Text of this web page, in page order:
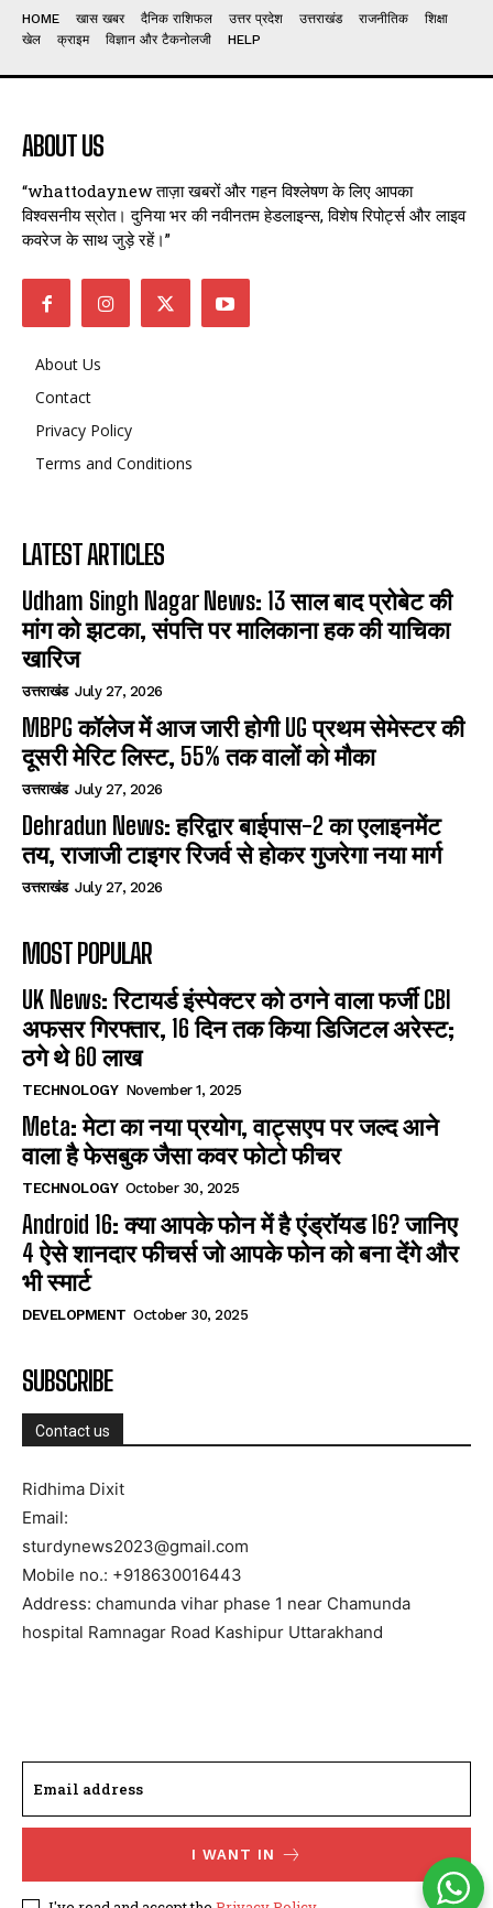
HOME खास खबर दैनिक राशिफल उत्तर प्रदेश उत्तराखंड राजनीतिक
शिक्षा
खेल
क्राइम विज्ञान और टैकनोलजी HELP
ABOUT US
“whattodaynew ताज़ा खबरों और गहन विश्लेषण के लिए आपका
विश्वसनीय स्रोत। दुनिया भर की नवीनतम हेडलाइन्स, विशेष रिपोर्ट्स और लाइव
कवरेज के साथ जुड़े रहें।”
About Us
Contact
Privacy Policy
Terms and Conditions
LATEST ARTICLES
Udham Singh Nagar News: 13 साल बाद प्रोबेट की
मांग को झटका, संपत्ति पर मालिकाना हक की याचिका
खारिज
उत्तराखंड July 27, 2026
MBPG कॉलेज में आज जारी होगी UG प्रथम सेमेस्टर की
दूसरी मेरिट लिस्ट, 55% तक वालों को मौका
उत्तराखंड July 27, 2026
Dehradun News: हरिद्वार बाईपास-2 का एलाइनमेंट
तय, राजाजी टाइगर रिजर्व से होकर गुजरेगा नया मार्ग
उत्तराखंड July 27, 2026
MOST POPULAR
UK News: रिटायर्ड इंस्पेक्टर को ठगने वाला फर्जी CBI
अफसर गिरफ्तार, 16 दिन तक किया डिजिटल अरेस्ट;
ठगे थे 60 लाख
TECHNOLOGY November 1, 2025
Meta: मेटा का नया प्रयोग, वाट्सएप पर जल्द आने
वाला है फेसबुक जैसा कवर फोटो फीचर
TECHNOLOGY October 30, 2025
Android 16: क्या आपके फोन में है एंड्रॉयड 16? जानिए
4 ऐसे शानदार फीचर्स जो आपके फोन को बना देंगे और
भी स्मार्ट
DEVELOPMENT October 30, 2025
SUBSCRIBE
Contact us
Ridhima Dixit
Email:
sturdynews2023@gmail.com
Mobile no.: +918630016443
Address: chamunda vihar phase 1 near Chamunda
hospital Ramnagar Road Kashipur Uttarakhand
I WANT IN